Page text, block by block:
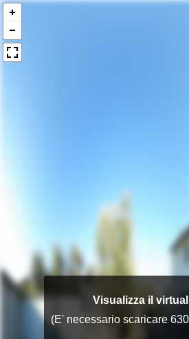
Visualizza il
(E' necessario scaricare